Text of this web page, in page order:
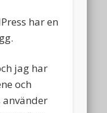
har en
jag har
och
använder